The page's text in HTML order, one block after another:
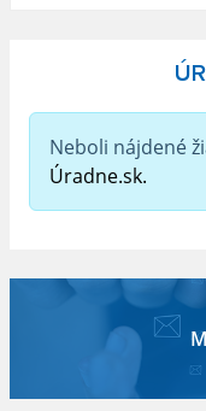
Neboli nájdené
Úradne.sk.